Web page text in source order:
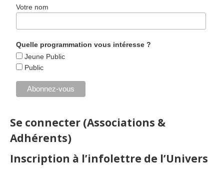
Votre nom
Quelle programmation vous intéresse ?
Jeune Public
Public
Se connecter (Associations &
Adhérents)
Inscription à l’infolettre de l’Univers